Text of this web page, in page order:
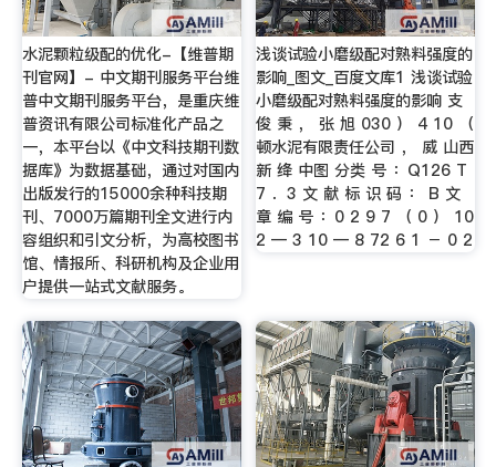
水泥颗粒级配的优化-【维普期
刊官网】- 中文期刊服务平台维
普中文期刊服务平台，是重庆维
普资讯有限公司标准化产品之
一，本平台以《中文科技期刊数
据库》为数据基础，通过对国内
出版发行的15000余种科技期
刊、7000万篇期刊全文进行内
容组织和引文分析，为高校图书
馆、情报所、科研机构及企业用
户提供一站式文献服务。
浅谈试验小磨级配对熟料强度的
影响_图文_百度文库1 浅谈试验
小磨级配对熟料强度的影响 支
俊 秉 ， 张 旭 030 ） 4 10 （
顿水泥有限责任公司 ， 威 山西
新 绛 中图 分类 号 ：Q126 T
7 ．3 文 献 标 识 码 ： B 文
章 编 号 ：0 2 9 7 （ 0 ） 10
2 — 3 10 — 8 72 6 1 － 0 2